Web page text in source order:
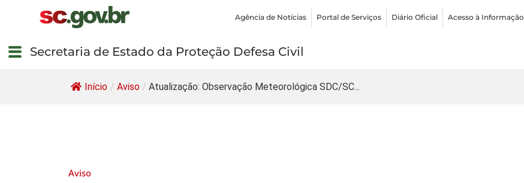
Agência de Notícias Portal de Serviços Diário Oficial Acesso à Informação
Secretaria de Estado da Proteção Defesa Civil
Início / Aviso / Atualização: Observação Meteorológica SDC/SC...
Aviso